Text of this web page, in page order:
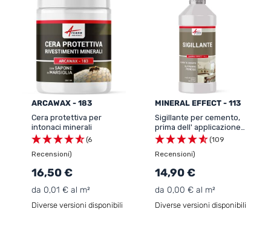
ARCAWAX - 183
Cera protettiva per
intonaci minerali
(6
Recensioni)
16,50 €
da 0,01 € al m²
Diverse versioni disponibili
MINERAL EFFECT - 113
Sigillante per cemento,
prima dell' applicazione
della vernice
(109
Recensioni)
14,90 €
da 0,00 € al m²
Diverse versioni disponibili